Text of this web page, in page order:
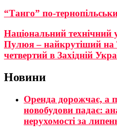
“Танго” по-
Національний технічний
Пулюя – найкрутіший на
четвертий в Західній
Новини
Оренда дорожчає, а
новобудови падає:
нерухомості за